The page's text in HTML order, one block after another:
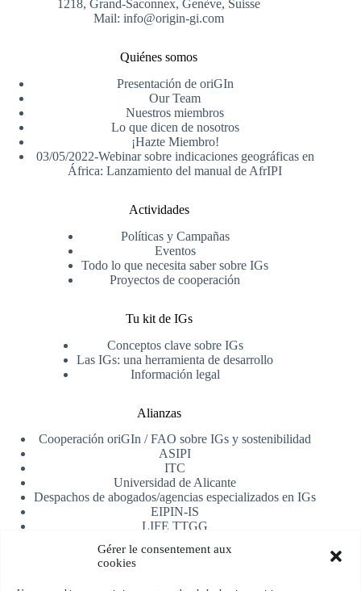
Gérer le consentement aux
cookies
1218, Grand-Saconnex, Genève, Suisse
Mail: info@origin-gi.com
Quiénes somos
Presentación de oriGIn
Our Team
Nuestros miembros
Lo que dicen de nosotros
¡Hazte Miembro!
03/05/2022-Webinar sobre indicaciones geográficas en
África: Lanzamiento del manual de AfrIPI
Actividades
Políticas y Campañas
Eventos
Todo lo que necesita saber sobre IGs
Proyectos de cooperación
Tu kit de IGs
Conceptos clave sobre IGs
Las IGs: una herramienta de desarrollo
Información legal
Alianzas
Cooperación oriGIn / FAO sobre IGs y sostenibilidad
ASIPI
ITC
Universidad de Alicante
Despachos de abogados/agencias especializados en IGs
EIPIN-IS
LIFE TTGG